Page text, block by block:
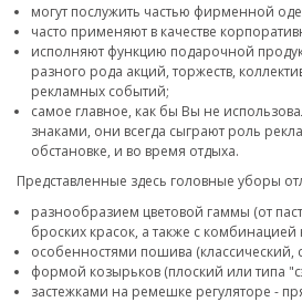
могут послужить частью фирменной
часто применяют в качестве
исполняют функцию подарочной
разного рода акций, торжеств,
рекламных событий;
самое главное, как бы Вы не
знаками, они всегда сыграют роль
обстановке, и во время отдыха.
Представленные здесь головные уборы
разнообразием цветовой гаммы (от
броских красок, а также с комбинацией
особенностями пошива (классический,
формой козырьков (плоский или типа
застежками на ремешке регуляторе -